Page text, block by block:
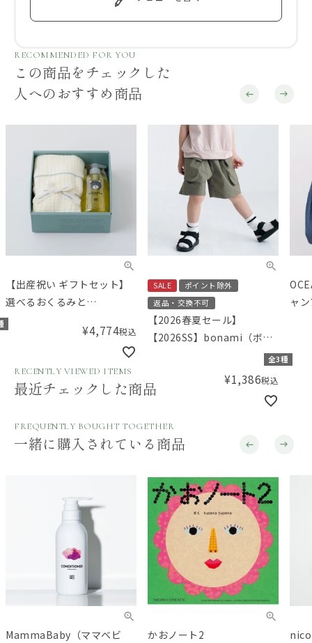
RECOMMENDED FOR YOU
この商品をチェックした
人へのおすすめ商品
【出産祝い ギフトセット】
選べるおくるみと
MammaBaby（ママベビ
ー） ベビーシャンプーセッ
り】／Amingオリジナルセ
ット
¥4,774税込
SALE
ポイント除外
返品・交換不可
【2026春夏セール】
【2026SS】bonami（ボナ
ミ）カーゴポケットのサマ全3種
¥1,386税込
ャ
RECENTLY VIEWED ITEMS
最近チェックした商品
FREQUENTLY BOUGHT TOGETHER
一緒に購入されている商品
MammaBaby（ママベビ
かおノート2
nico